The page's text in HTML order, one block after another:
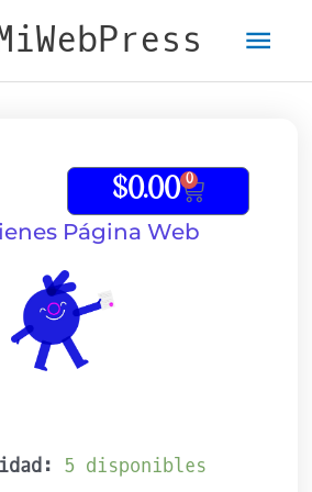
$0.00 0
Carrito
Página Web
5 disponibles